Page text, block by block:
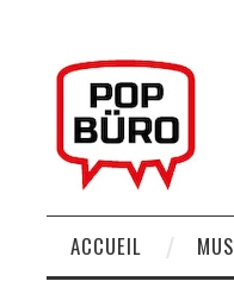
ACCUEIL